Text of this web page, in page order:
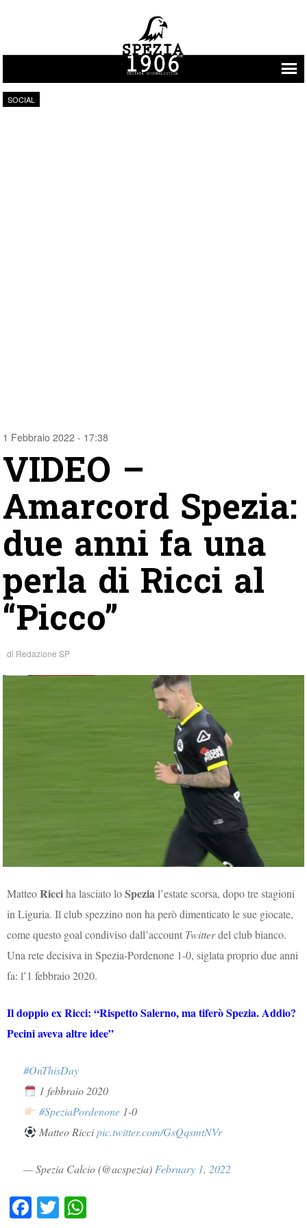
Vai al contenuto
SOCIAL
1 Febbraio 2022 - 17:38
VIDEO –
Amarcord Spezia:
due anni fa una
perla di Ricci al
“Picco”
di Redazione SP
MatteoRicciha lasciato loSpezial’estate scorsa, dopo tre stagioni
in Liguria. Il club spezzino non ha però dimenticato le sue giocate,
come questo goal condiviso dall’account Twitterdel club bianco.
Una rete decisiva in Spezia-Pordenone 1-0, siglata proprio due anni
fa: l’1 febbraio 2020.
Il doppio ex Ricci: “Rispetto Salerno, ma tiferò Spezia. Addio?
Pecini aveva altre idee”
#OnThisDay
1 febbraio 2020
#SpeziaPordenone1-0
Matteo Riccipic.twitter.com/GsQqsmtNVr
— Spezia Calcio (@acspezia)February 1, 2022
Fa T